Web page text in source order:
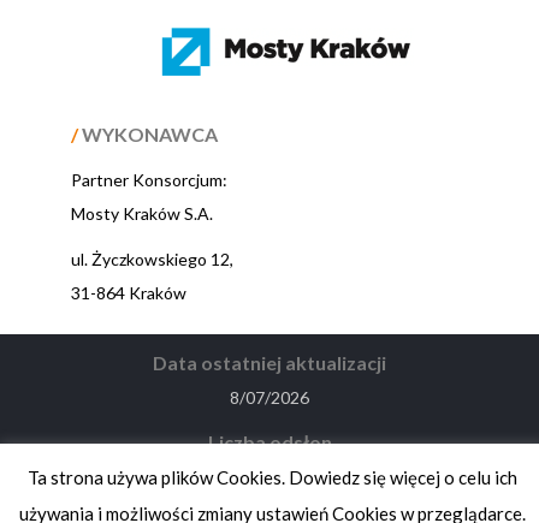
/WYKONAWCA
Partner Konsorcjum:
Mosty Kraków S.A.
ul. Życzkowskiego 12,
31-864 Kraków
Data ostatniej aktualizacji
8/07/2026
Liczba odsłon
9155
Ta strona używa plików Cookies. Dowiedz się więcej o celu ich
używania i możliwości zmiany ustawień Cookies w przeglądarce.